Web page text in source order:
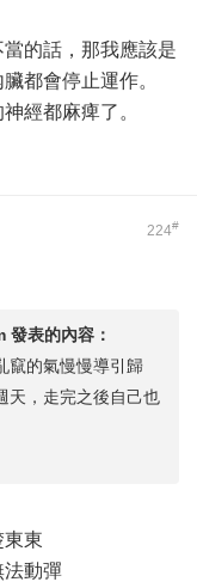
的話，那我應該是
都會停止運作。
經都麻痺了。
224#
發表的內容：
竄的氣慢慢導引歸
天，走完之後自己也
東
法動彈